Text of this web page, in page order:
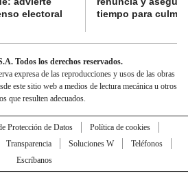
electoral
tiempo para
Todos los derechos reservados.
expresa de las reproducciones y usos de las obras
este sitio web a medios de lectura mecánica u otros
que resulten adecuados.
Protección de Datos
Política de cookies
Transparencia Soluciones W
Teléfonos
Escríbanos